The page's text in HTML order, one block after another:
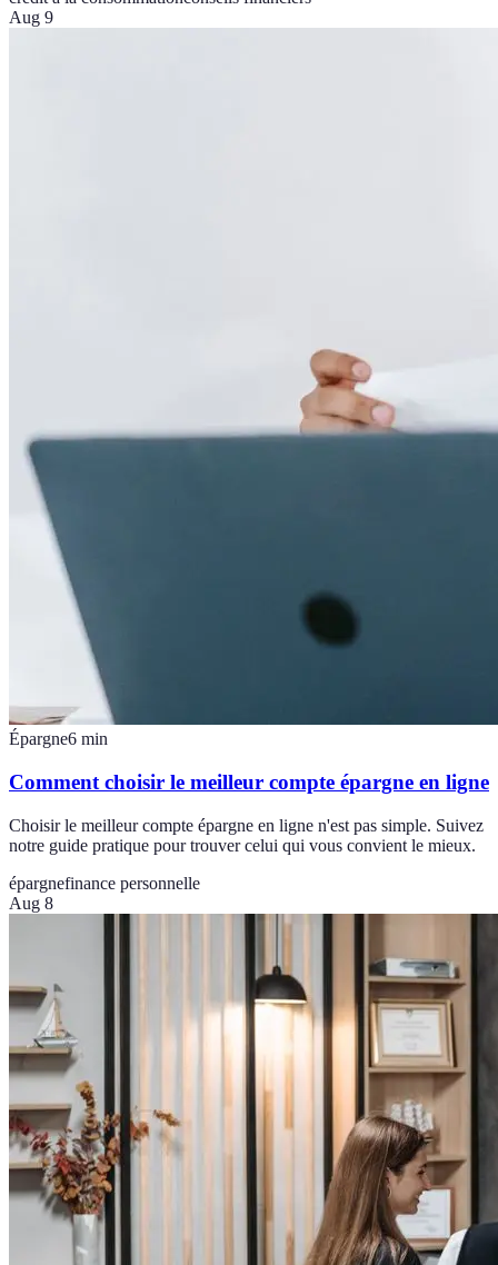
Aug 9
Épargne6 min
Comment choisir le meilleur compte épargne en ligne
Choisir le meilleur compte épargne en ligne n'est pas simple. Suivez
notre guide pratique pour trouver celui qui vous convient le mieux.
épargnefinance personnelle
Aug 8